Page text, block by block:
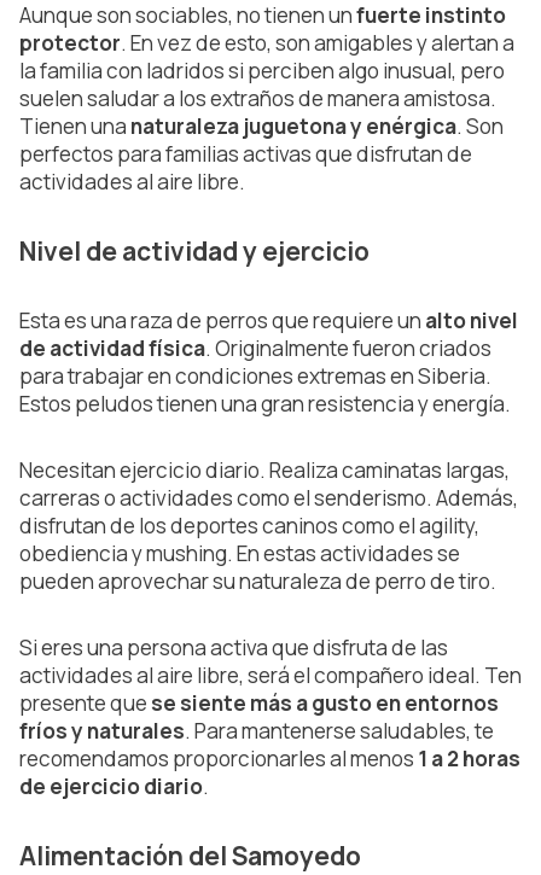
Aunque son sociables, no tienen unfuerte instinto
protector. En vez de esto, son amigables y alertan a
la familia con ladridos si perciben algo inusual, pero
suelen saludar a los extraños de manera amistosa.
Tienen una naturaleza juguetona y enérgica. Son
perfectos para familias activas que disfrutan de
actividades al aire libre.
Nivel de actividad y ejercicio
Esta es una raza de perros que requiere un alto nivel
de actividad física. Originalmente fueron criados
para trabajar en condiciones extremas en Siberia.
Estos peludos tienen una gran resistencia y energía.
Necesitan ejercicio diario. Realiza caminatas largas,
carreras o actividades como el senderismo. Además,
disfrutan de los deportes caninos como el agility,
obediencia y mushing. En estas actividades se
pueden aprovechar su naturaleza de perro de tiro.
Si eres una persona activa que disfruta de las
actividades al aire libre, será el compañero ideal. Ten
presente que se siente más a gusto en entornos
fríos y naturales. Para mantenerse saludables, te
recomendamos proporcionarles al menos 1 a 2 horas
de ejercicio diario.
Alimentación del Samoyedo